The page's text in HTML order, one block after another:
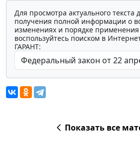
Для просмотра актуального текста
получения полной информации о
изменениях и порядке применения
воспользуйтесь поиском в
ГАРАНТ:
Показать все